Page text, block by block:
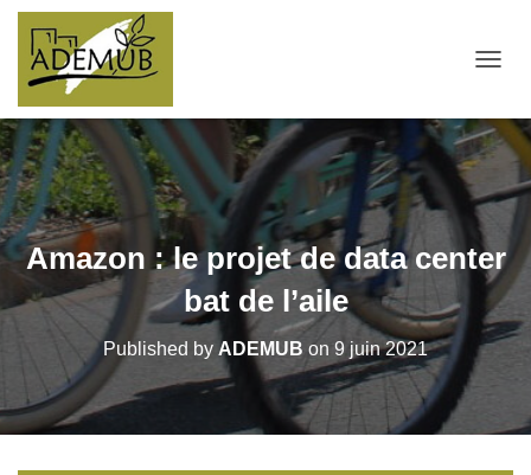
Amazon : le projet de data center
bat de l’aile
Published by ADEMUB on 9 juin 2021